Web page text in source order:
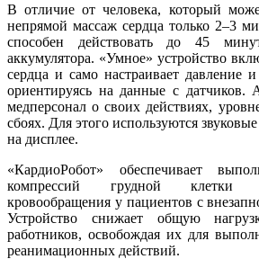
В отличие от человека, который
непрямой массаж сердца только 2–3
способен действовать до 45
аккумулятора. «Умное» устройство
сердца и само настраивает давление
ориентируясь на данные с датчиков.
медперсонал о своих действиях,
сбоях. Для этого используются
на дисплее.
«КардиоРобот» обеспечивает
компрессий грудной клетки
кровообращения у пациентов с
Устройство снижает общую
работников, освобождая их для
реанимационных действий.